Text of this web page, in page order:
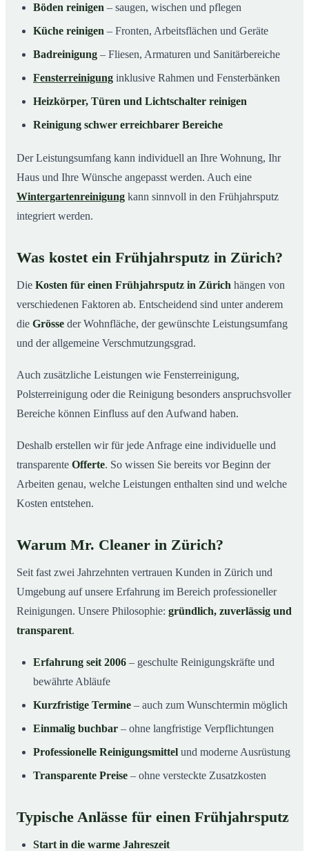
Böden reinigen – saugen, wischen und pflegen
Küche reinigen – Fronten, Arbeitsflächen und Geräte
Badreinigung – Fliesen, Armaturen und Sanitärbereiche
Fensterreinigung inklusive Rahmen und Fensterbänken
Heizkörper, Türen und Lichtschalter reinigen
Reinigung schwer erreichbarer Bereiche
Der Leistungsumfang kann individuell an Ihre Wohnung, Ihr
Haus und Ihre Wünsche angepasst werden. Auch eine
Wintergartenreinigung kann sinnvoll in den Frühjahrsputz
integriert werden.
Was kostet ein Frühjahrsputz in Zürich?
Die Kosten für einen Frühjahrsputz in Zürich hängen von
verschiedenen Faktoren ab. Entscheidend sind unter anderem
die Grösse der Wohnfläche, der gewünschte Leistungsumfang
und der allgemeine Verschmutzungsgrad.
Auch zusätzliche Leistungen wie Fensterreinigung,
Polsterreinigung oder die Reinigung besonders anspruchsvoller
Bereiche können Einfluss auf den Aufwand haben.
Deshalb erstellen wir für jede Anfrage eine individuelle und
transparente Offerte. So wissen Sie bereits vor Beginn der
Arbeiten genau, welche Leistungen enthalten sind und welche
Kosten entstehen.
Warum Mr. Cleaner in Zürich?
Seit fast zwei Jahrzehnten vertrauen Kunden in Zürich und
Umgebung auf unsere Erfahrung im Bereich professioneller
Reinigungen. Unsere Philosophie: gründlich, zuverlässig und
transparent.
Erfahrung seit 2006 – geschulte Reinigungskräfte und
bewährte Abläufe
Kurzfristige Termine – auch zum Wunschtermin möglich
Einmalig buchbar – ohne langfristige Verpflichtungen
Professionelle Reinigungsmittel und moderne Ausrüstung
Transparente Preise – ohne versteckte Zusatzkosten
Typische Anlässe für einen Frühjahrsputz
Start in die warme Jahreszeit